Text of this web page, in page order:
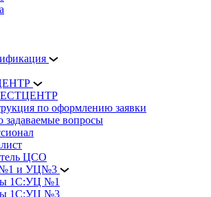
по оформлению заявки
задаваемые вопросы
ЦСО
и УЦ№3
1С:УЦ №1
1С:УЦ №3